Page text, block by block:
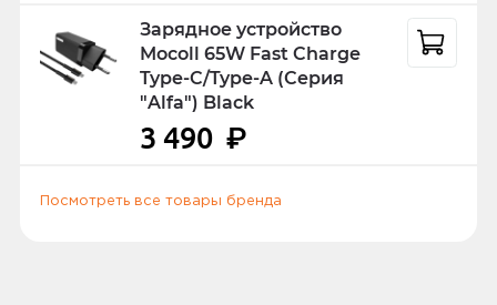
предъявить российский или
заграничный паспорт, водительское
удостоверение или другой документ
Зарядное устройство
Mocoll 65W Fast Charge
Type-C/Type-A (Серия
"Alfa") Black
3 490 ₽
Посмотреть все товары бренда